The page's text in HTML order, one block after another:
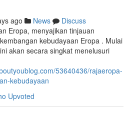
ago News
Discuss
Eropa, menyajikan tinjauan
kebudayaan Eropa . Mulai
akan secara singkat menelusuri
53640436/rajaeropa-
kebudayaan
Upvoted